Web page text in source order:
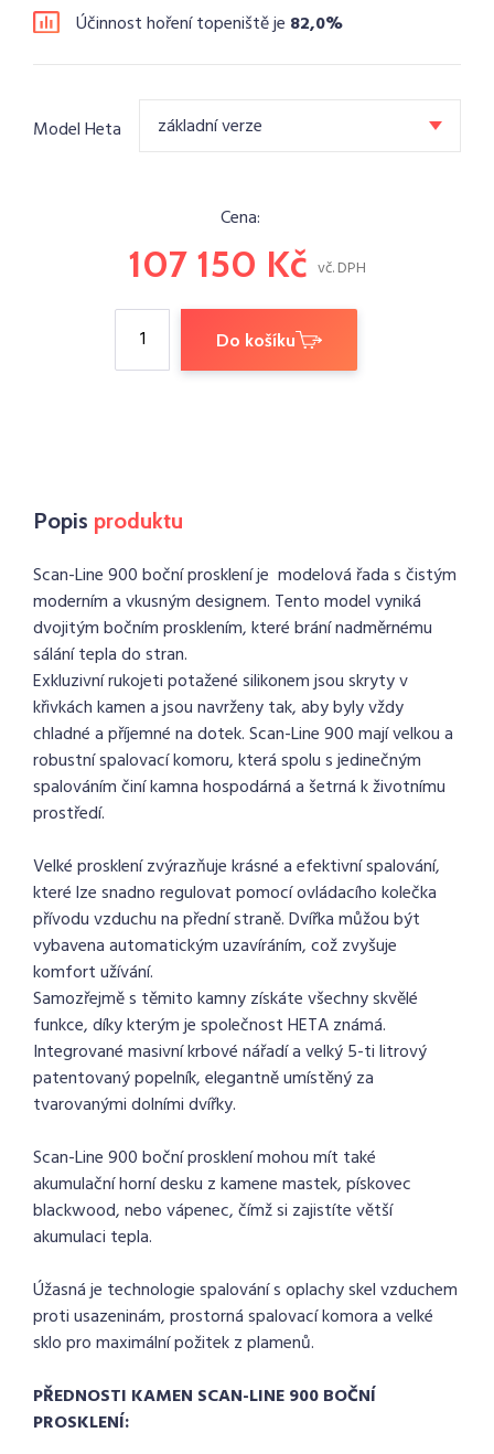
Účinnost hoření topeniště je 82,0%
Model Heta základní verze
Cena:
107 150 Kč vč. DPH
Do košíku
Popis produktu
Scan-Line 900 boční prosklení je modelová řada s čistým
moderním a vkusným designem. Tento model vyniká
dvojitým bočním prosklením, které brání nadměrnému
sálání tepla do stran.
Exkluzivní rukojeti potažené silikonem jsou skryty v
křivkách kamen a jsou navrženy tak, aby byly vždy
chladné a příjemné na dotek. Scan-Line 900 mají velkou a
robustní spalovací komoru, která spolu s jedinečným
spalováním činí kamna hospodárná a šetrná k životnímu
prostředí.
Velké prosklení zvýrazňuje krásné a efektivní spalování,
které lze snadno regulovat pomocí ovládacího kolečka
přívodu vzduchu na přední straně. Dvířka můžou být
vybavena automatickým uzavíráním, což zvyšuje
komfort užívání.
Samozřejmě s těmito kamny získáte všechny skvělé
funkce, díky kterým je společnost HETA známá.
Integrované masivní krbové nářadí a velký 5-ti litrový
patentovaný popelník, elegantně umístěný za
tvarovanými dolními dvířky.
Scan-Line 900 boční prosklení mohou mít také
akumulační horní desku z kamene mastek, pískovec
blackwood, nebo vápenec, čímž si zajistíte větší
akumulaci tepla.
Úžasná je technologie spalování s oplachy skel vzduchem
proti usazeninám, prostorná spalovací komora a velké
sklo pro maximální požitek z plamenů.
PŘEDNOSTI KAMEN SCAN-LINE 900 BOČNÍ
PROSKLENÍ: